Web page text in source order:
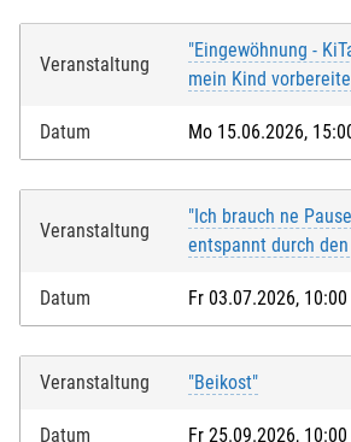
Veranstaltung
"Eingewöhnung -
mein Kind
Datum Mo 15.06.2026,
Veranstaltung
"Ich brauch ne
entspannt durch
Datum Fr 03.07.2026,
Veranstaltung "Beikost"
Datum Fr 25.09.2026,